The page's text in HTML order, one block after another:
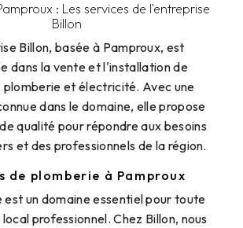
: Les services de l'entreprise
Billon
Billon, basée à Pamproux, est
dans la vente et l'installation de
et électricité. Avec une
dans le domaine, elle propose
qualité pour répondre aux besoins
et des professionnels de la région.
de plomberie à Pamproux
est un domaine essentiel pour toute
professionnel. Chez Billon, nous